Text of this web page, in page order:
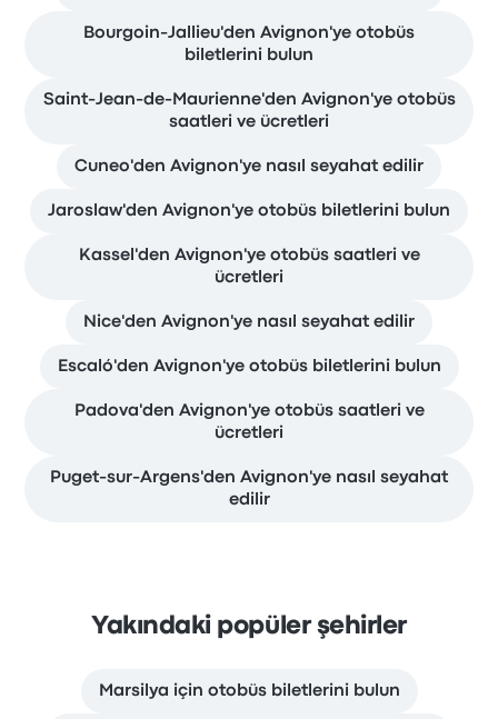
Bourgoin-Jallieu'den Avignon'ye otobüs
biletlerini bulun
Saint-Jean-de-Maurienne'den Avignon'ye otobüs
saatleri ve ücretleri
Cuneo'den Avignon'ye nasıl seyahat edilir
Jaroslaw'den Avignon'ye otobüs biletlerini bulun
Kassel'den Avignon'ye otobüs saatleri ve
ücretleri
Nice'den Avignon'ye nasıl seyahat edilir
Escaló'den Avignon'ye otobüs biletlerini bulun
Padova'den Avignon'ye otobüs saatleri ve
ücretleri
Puget-sur-Argens'den Avignon'ye nasıl seyahat
edilir
Yakındaki popüler şehirler
Marsilya için otobüs biletlerini bulun